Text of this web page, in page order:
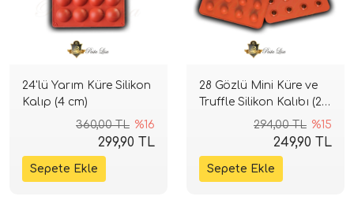
24'lü Yarım Küre Silikon
Kalıp (4 cm)
360,00 TL %16
299,90 TL
28 Gözlü Mini Küre ve
Truffle Silikon Kalıbı (2
294,00 TL %15
249,90 TL